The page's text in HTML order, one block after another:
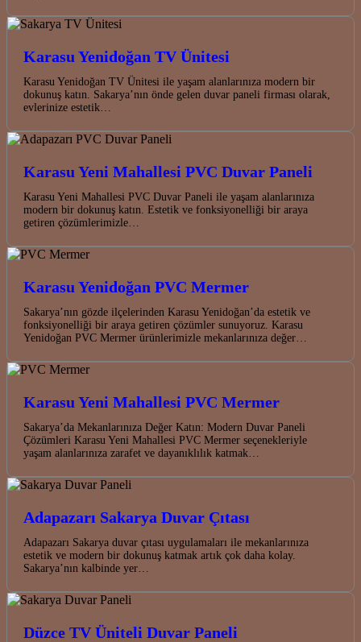
Karasu Yenidoğan TV Ünitesi
Karasu Yenidoğan TV Ünitesi ile yaşam alanlarınıza modern bir
dokunuş katın. Sakarya’nın önde gelen duvar paneli firması olarak,
evlerinize estetik…
Karasu Yeni Mahallesi PVC Duvar Paneli
Karasu Yeni Mahallesi PVC Duvar Paneli ile yaşam alanlarınıza
modern bir dokunuş katın. Estetik ve fonksiyonelliği bir araya
getiren çözümlerimizle…
Karasu Yenidoğan PVC Mermer
Sakarya’nın gözde ilçelerinden Karasu Yenidoğan’da estetik ve
fonksiyonelliği bir araya getiren çözümler sunuyoruz. Karasu
Yenidoğan PVC Mermer ürünlerimizle mekanlarınıza değer…
Karasu Yeni Mahallesi PVC Mermer
Sakarya’da Mekanlarınıza Değer Katın: Modern Duvar Paneli
Çözümleri Karasu Yeni Mahallesi PVC Mermer seçenekleriyle
yaşam alanlarınıza zarafet ve dayanıklılık katmak…
Adapazarı Sakarya Duvar Çıtası
Adapazarı Sakarya duvar çıtası uygulamaları ile mekanlarınıza
estetik ve modern bir dokunuş katmak artık çok daha kolay.
Sakarya’nın kalbinde yer…
Düzce TV Üniteli Duvar Paneli